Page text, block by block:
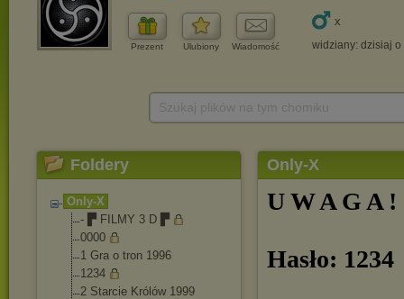
Prezent Ulubiony Wiadomość
x
widziany: dzisiaj o
Foldery
Only-X
- ▛ FILMY 3 D ▛
0000
1 Gra o tron 1996
1234
2 Starcie Królów 1999
Only-X
U W A G A
Hasło: 1234